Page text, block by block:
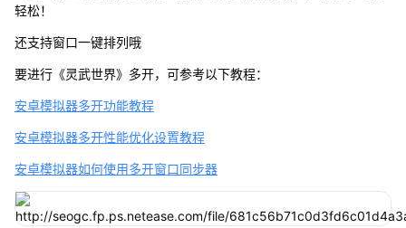
轻松！
还支持窗口一键排列哦
要进行《灵武世界》多开，可参考以下教程：
安卓模拟器多开功能教程
安卓模拟器多开性能优化设置教程
安卓模拟器如何使用多开窗口同步器